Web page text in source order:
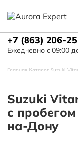
+7 (863) 206-
Ежедневно с 09:00
Главная-Каталог-Suzuki-
Suzuki
с пробегом
на-Дону